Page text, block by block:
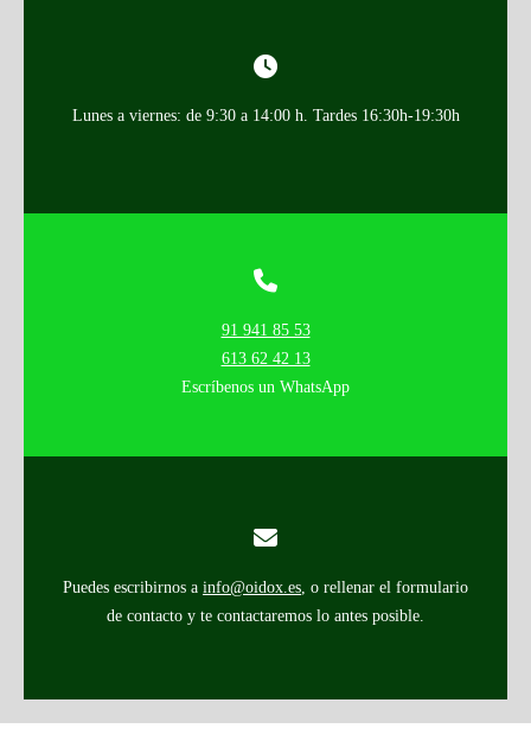
Lunes a viernes: de 9:30 a 14:00 h. Tardes 16:30h-19:30h
91 941 85 53
613 62 42 13
Escríbenos un WhatsApp
Puedes escribirnos a info@oidox.es , o rellenar el formulario
de contacto y te contactaremos lo antes posible.